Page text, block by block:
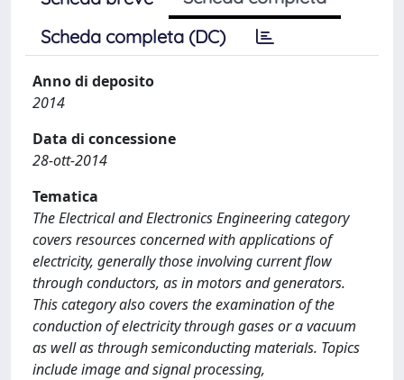
Scheda completa (DC)
Anno di deposito
2014
Data di concessione
28-ott-2014
Tematica
The Electrical and Electronics Engineering category
covers resources concerned with applications of
electricity, generally those involving current flow
through conductors, as in motors and generators.
This category also covers the examination of the
conduction of electricity through gases or a vacuum
as well as through semiconducting materials. Topics
include image and signal processing,